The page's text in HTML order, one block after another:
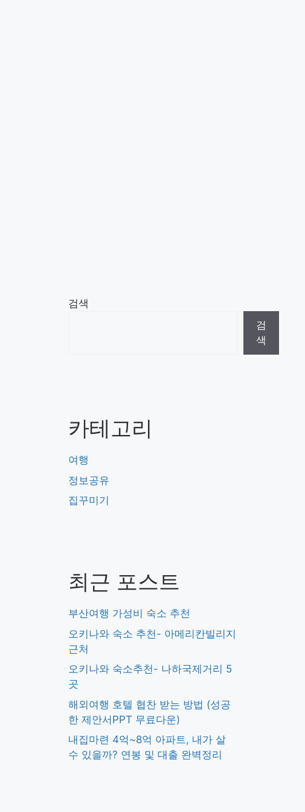
검색
검
색
카테고리
여행
정보공유
집꾸미기
최근 포스트
부산여행 가성비 숙소 추천
오키나와 숙소 추천- 아메리칸빌리지
근처
오키나와 숙소추천- 나하국제거리 5
곳
해외여행 호텔 협찬 받는 방법 (성공
한 제안서PPT 무료다운)
내집마련 4억~8억 아파트, 내가 살
수 있을까? 연봉 및 대출 완벽정리